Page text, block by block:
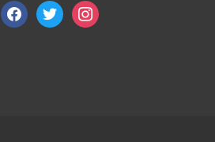
facebooktwitterinstagram